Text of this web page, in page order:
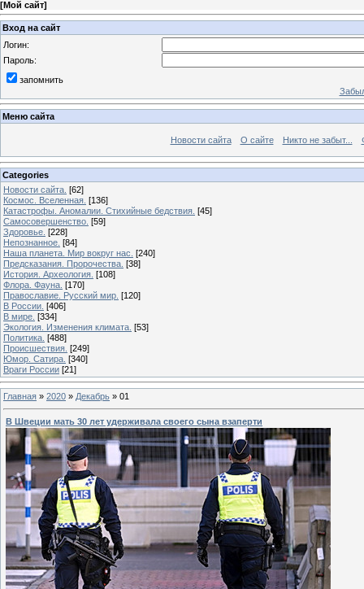
[Мой сайт]
Вход на сайт
Логин:
Пароль:
запомнить
Меню сайта
Новости сайта О сайте Никто не забыт...
Categories
Новости сайта. [62]
Космос. Вселенная. [136]
Катастрофы. Аномалии. Стихийные бедствия. [45]
Самосовершенство. [59]
Здоровье. [228]
Непознанное. [84]
Наша планета. Мир вокруг нас. [240]
Предсказания. Пророчества. [38]
История. Археология. [108]
Флора. Фауна. [170]
Православие. Русский мир. [120]
В России. [406]
В мире. [334]
Экология. Изменения климата. [53]
Политика. [488]
Происшествия. [249]
Юмор. Сатира. [340]
Враги России [21]
Главная » 2020 » Декабрь » 01
В Швеции мать 30 лет удерживала своего сына взаперти